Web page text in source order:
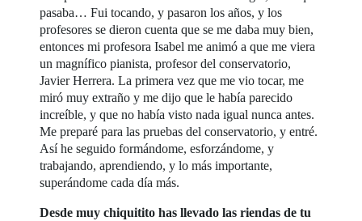
pasaba… Fui tocando, y pasaron los años, y los
profesores se dieron cuenta que se me daba muy bien,
entonces mi profesora Isabel me animó a que me viera
un magnífico pianista, profesor del conservatorio,
Javier Herrera. La primera vez que me vio tocar, me
miró muy extraño y me dijo que le había parecido
increíble, y que no había visto nada igual nunca antes.
Me preparé para las pruebas del conservatorio, y entré.
Así he seguido formándome, esforzándome, y
trabajando, aprendiendo, y lo más importante,
superándome cada día más.
Desde muy chiquitito has llevado las riendas de tu